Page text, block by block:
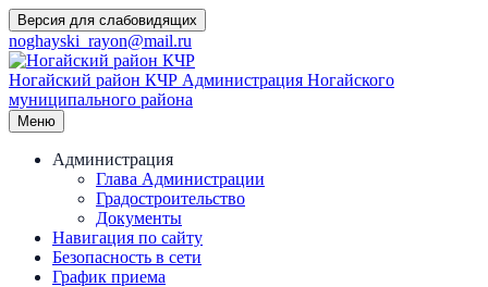
Перейти
к
содержимому
Версия для слабовидящих
noghayski_rayon@mail.ru
Ногайский район КЧР Администрация Ногайского
муниципального района
Меню
Администрация
Глава Администрации
Градостроительство
Документы
Навигация по сайту
Безопасность в сети
График приема